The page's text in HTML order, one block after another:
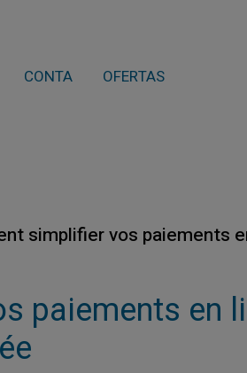
CONTA OFERTAS
simplifier vos paiements
paiements en